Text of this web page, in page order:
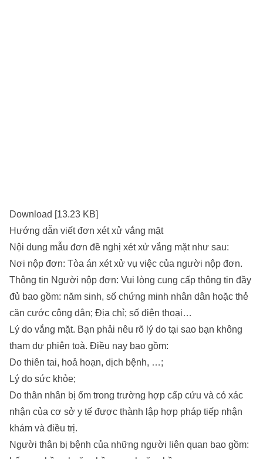
Download [13.23 KB]
Hướng dẫn viết đơn xét xử vắng mặt
Nội dung mẫu đơn đề nghị xét xử vắng mặt như sau:
Nơi nộp đơn: Tòa án xét xử vụ việc của người nộp đơn.
Thông tin Người nộp đơn: Vui lòng cung cấp thông tin đầy
đủ bao gồm: năm sinh, số chứng minh nhân dân hoặc thẻ
căn cước công dân; Địa chỉ; số điện thoại…
Lý do vắng mặt. Bạn phải nêu rõ lý do tại sao bạn không
tham dự phiên toà. Điều nay bao gồm:
Do thiên tai, hoả hoạn, dịch bệnh, …;
Lý do sức khỏe;
Do thân nhân bị ốm trong trường hợp cấp cứu và có xác
nhận của cơ sở y tế được thành lập hợp pháp tiếp nhận
khám và điều trị.
Người thân bị bệnh của những người liên quan bao gồm: